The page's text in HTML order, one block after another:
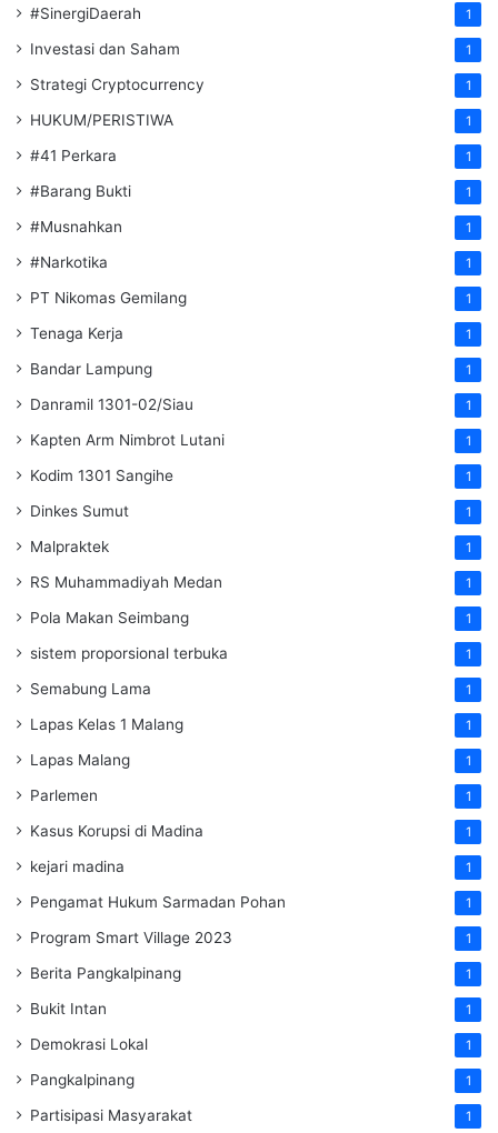
#SinergiDaerah 1
Investasi dan Saham 1
Strategi Cryptocurrency 1
HUKUM/PERISTIWA 1
#41 Perkara 1
#Barang Bukti 1
#Musnahkan 1
#Narkotika 1
PT Nikomas Gemilang 1
Tenaga Kerja 1
Bandar Lampung 1
Danramil 1301-02/Siau 1
Kapten Arm Nimbrot Lutani 1
Kodim 1301 Sangihe 1
Dinkes Sumut 1
Malpraktek 1
RS Muhammadiyah Medan 1
Pola Makan Seimbang 1
sistem proporsional terbuka 1
Semabung Lama 1
Lapas Kelas 1 Malang 1
Lapas Malang 1
Parlemen 1
Kasus Korupsi di Madina 1
kejari madina 1
Pengamat Hukum Sarmadan Pohan 1
Program Smart Village 2023 1
Berita Pangkalpinang 1
Bukit Intan 1
Demokrasi Lokal 1
Pangkalpinang 1
Partisipasi Masyarakat 1